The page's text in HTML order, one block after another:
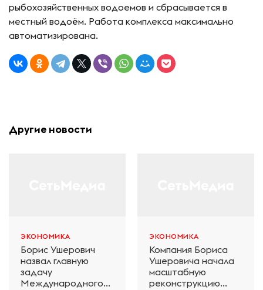
рыбохозяйственных водоемов и сбрасывается в
местный водоём. Работа комплекса максимально
автоматизирована.
Другие новости
ЭКОНОМИКА
Борис Ушерович
назвал главную
задачу
Международного
ЭКОНОМИКА
Компания Бориса
Ушеровича начала
масштабную
реконструкцию